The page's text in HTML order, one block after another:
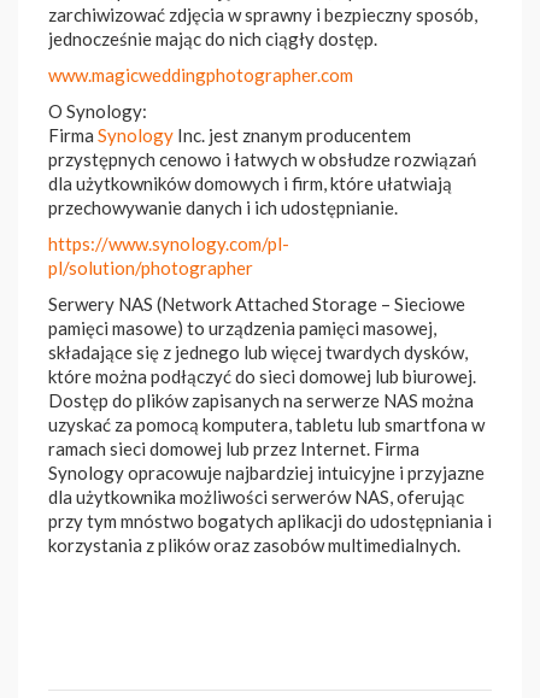
zarchiwizować zdjęcia w sprawny i bezpieczny sposób,
jednocześnie mając do nich ciągły dostęp.
www.magicweddingphotographer.com
O Synology:
Firma Synology Inc. jest znanym producentem
przystępnych cenowo i łatwych w obsłudze rozwiązań
dla użytkowników domowych i firm, które ułatwiają
przechowywanie danych i ich udostępnianie.
https://www.synology.com/pl-
pl/solution/photographer
Serwery NAS (Network Attached Storage – Sieciowe
pamięci masowe) to urządzenia pamięci masowej,
składające się z jednego lub więcej twardych dysków,
które można podłączyć do sieci domowej lub biurowej.
Dostęp do plików zapisanych na serwerze NAS można
uzyskać za pomocą komputera, tabletu lub smartfona w
ramach sieci domowej lub przez Internet. Firma
Synology opracowuje najbardziej intuicyjne i przyjazne
dla użytkownika możliwości serwerów NAS, oferując
przy tym mnóstwo bogatych aplikacji do udostępniania i
korzystania z plików oraz zasobów multimedialnych.